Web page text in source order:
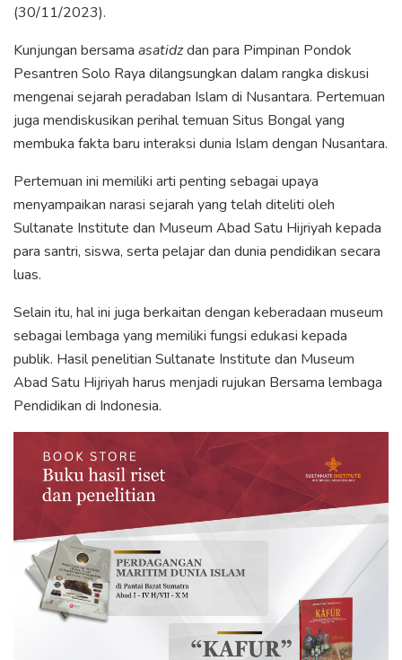
(30/11/2023).
Kunjungan bersama asatidzdan para Pimpinan Pondok
Pesantren Solo Raya dilangsungkan dalam rangka diskusi
mengenai sejarah peradaban Islam di Nusantara. Pertemuan
juga mendiskusikan perihal temuan Situs Bongal yang
membuka fakta baru interaksi dunia Islam dengan Nusantara.
Pertemuan ini memiliki arti penting sebagai upaya
menyampaikan narasi sejarah yang telah diteliti oleh
Sultanate Institute dan Museum Abad Satu Hijriyah kepada
para santri, siswa, serta pelajar dan dunia pendidikan secara
luas.
Selain itu, hal ini juga berkaitan dengan keberadaan museum
sebagai lembaga yang memiliki fungsi edukasi kepada
publik. Hasil penelitian Sultanate Institute dan Museum
Abad Satu Hijriyah harus menjadi rujukan Bersama lembaga
Pendidikan di Indonesia.